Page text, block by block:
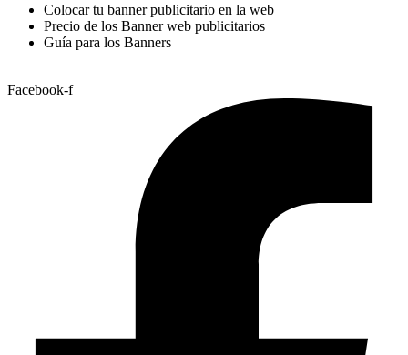
Colocar tu banner publicitario en la web
Precio de los Banner web publicitarios
Guía para los Banners
Facebook-f